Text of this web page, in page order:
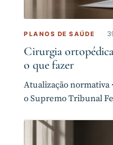
PLANOS DE SAÚDE ·
Cirurgia
o que fazer
Atualização normativa
o Supremo Tribunal